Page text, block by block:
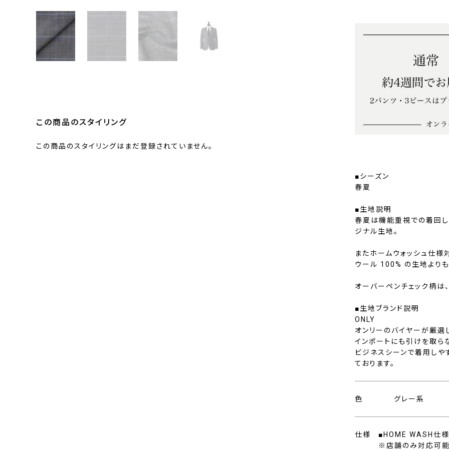
■シーズン
春夏
■生地説明
春夏は機能重視での着回し
ジナル生地。
またホームウォッシュ仕様
ウール 100% の生地より
オーバーペンチェック柄は
■生地ブランド説明
ONLY
オンリーのバイヤーが厳選
インポートにも引けを取ら
ビジネスシーンで着用しや
ております。
色 グレー系
仕様
■HOME WASH仕
※店舗のみ対応可能
この商品のスタイリング
この商品のスタイリングはまだ登録されていません。